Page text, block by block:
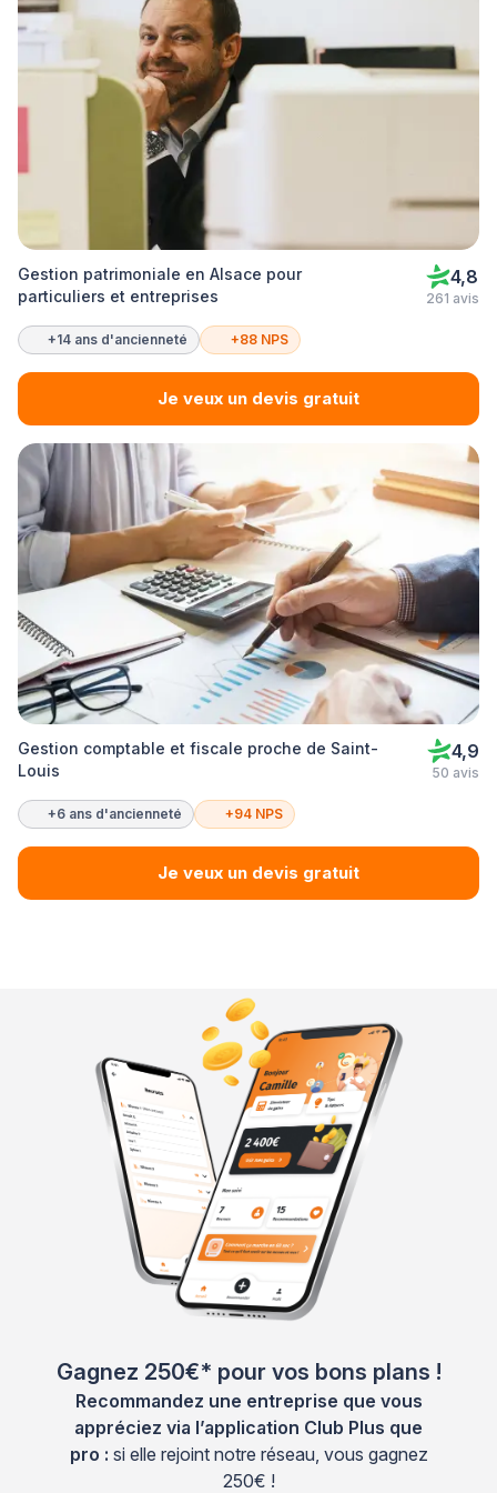
Gestion patrimoniale en Alsace pour
particuliers et entreprises
4,8
261 avis
+14 ans d'ancienneté +88 NPS
Je veux un devis gratuit
Gestion comptable et fiscale proche de Saint-
Louis
4,9
50 avis
+6 ans d'ancienneté +94 NPS
Je veux un devis gratuit
Gagnez 250€* pour vos bons plans !
Recommandez une entreprise que vous
appréciez via l’application Club Plus que
pro : si elle rejoint notre réseau, vous gagnez
250€ !